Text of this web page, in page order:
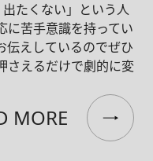
たくない」という人
に苦手意識を持ってい
伝えしているのでぜひ
さえるだけで劇的に変
MORE